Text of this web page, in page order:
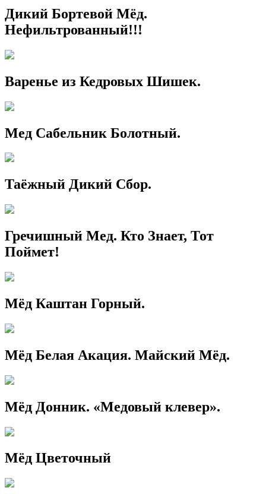
Дикий Бортевой Мёд.
Нефильтрованный!!!
Варенье из Кедровых Шишек.
Мед Сабельник Болотный.
Таёжный Дикий Сбор.
Гречишный Мед. Кто Знает, Тот
Поймет!
Мёд Каштан Горный.
Мёд Белая Акация. Майский Мёд.
Мёд Донник. «Медовый клевер».
Мёд Цветочный